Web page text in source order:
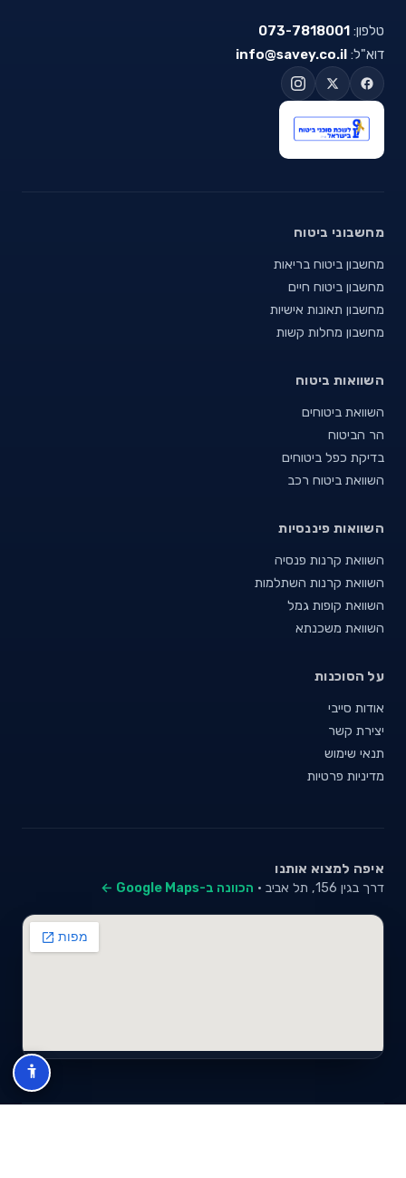
טלפון: 073-7818001
דוא"ל: info@savey.co.il
מחשבוני ביטוח
מחשבון ביטוח בריאות
מחשבון ביטוח חיים
מחשבון תאונות אישיות
מחשבון מחלות קשות
השוואות ביטוח
השוואת ביטוחים
הר הביטוח
בדיקת כפל ביטוחים
השוואת ביטוח רכב
השוואות פיננסיות
השוואת קרנות פנסיה
השוואת קרנות השתלמות
השוואת קופות גמל
השוואת משכנתא
על הסוכנות
אודות סייבי
יצירת קשר
תנאי שימוש
מדיניות פרטיות
איפה למצוא אותנו
דרך בגין 156, תל אביב · הכוונה ב-Google Maps ←